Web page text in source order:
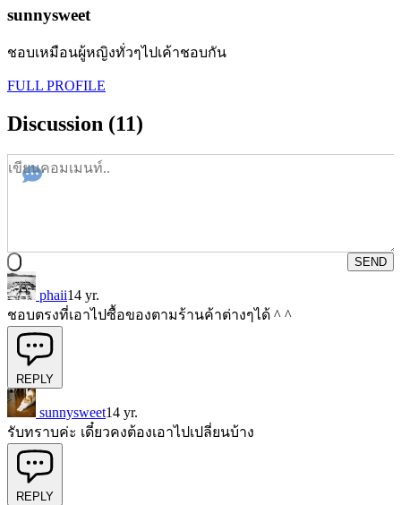
sunnysweet
ชอบเหมือนผู้หญิงทั่วๆไปเค้าชอบกัน
FULL PROFILE
Discussion (11)
SEND
phaii14 yr.
ชอบตรงที่เอาไปซื้อของตามร้านค้าต่างๆได้ ^ ^
REPLY
sunnysweet14 yr.
รับทราบค่ะ เดี๋ยวคงต้องเอาไปเปลี่ยนบ้าง
REPLY